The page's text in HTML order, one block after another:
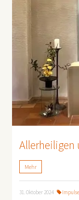
Mehr
31. Oktober 2024 Impulse